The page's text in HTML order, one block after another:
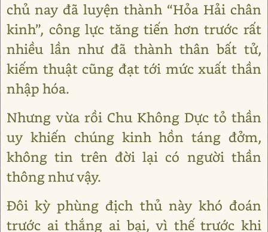
chủ nay đã luyện thành “Hỏa Hải chân
kinh”, công lực tăng tiến hơn trước rất
nhiều lần như đã thành thân bất tử,
kiếm thuật cũng đạt tới mức xuất thần
nhập hóa.
Nhưng vừa rồi Chu Không Dực tỏ thần
uy khiến chúng kinh hồn táng đởm,
không tin trên đời lại có người thần
thông như vậy.
Đôi kỳ phùng địch thủ này khó đoán
trước ai thắng ai bại, vì thế trước khi